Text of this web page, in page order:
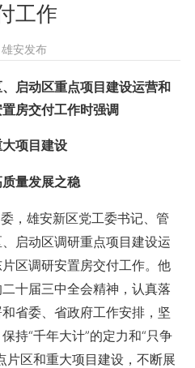
工作
雄安发布
启动区重点项目建设运营和
房交付工作时强调
项目建设
量发展之稳
雄安新区党工委书记、管
启动区调研重点项目建设运
区调研安置房交付工作。他
十届三中全会精神，认真落
省委、省政府工作安排，坚
持“千年大计”的定力和“只争
片区和重大项目建设，不断展